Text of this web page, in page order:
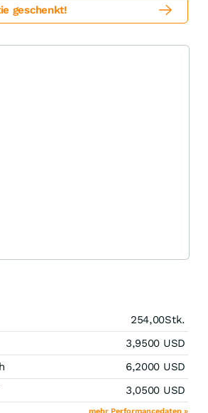
geschenkt!
254,00Stk.
3,9500 USD
6,2000 USD
3,0500 USD